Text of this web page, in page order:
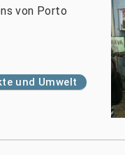
von Porto
und Umwelt